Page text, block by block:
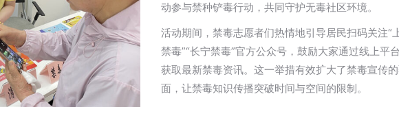
动参与禁种铲毒行动，共同守护无毒社区环境。
活动期间，禁毒志愿者们热情地引导居民扫码关注“
禁毒”“长宁禁毒”官方公众号，鼓励大家通过线上平
获取最新禁毒资讯。这一举措有效扩大了禁毒宣传
面，让禁毒知识传播突破时间与空间的限制。